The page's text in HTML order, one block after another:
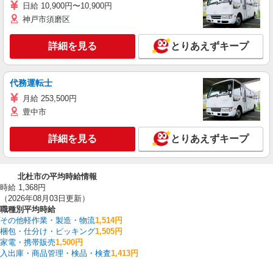
日給 10,900円〜10,900円
神戸市須磨区
詳細を見る とりあえずキープ
代務運転士
月給 253,500円
豊中市
詳細を見る とりあえずキープ
北杜市の平均時給情報
時給 1,368円
（2026年08月03日更新）
職種別平均時給
その他軽作業・製造・物流1,514円
梱包・仕分け・ピッキング1,505円
家電・携帯販売1,500円
入出庫・商品管理・検品・検査1,413円